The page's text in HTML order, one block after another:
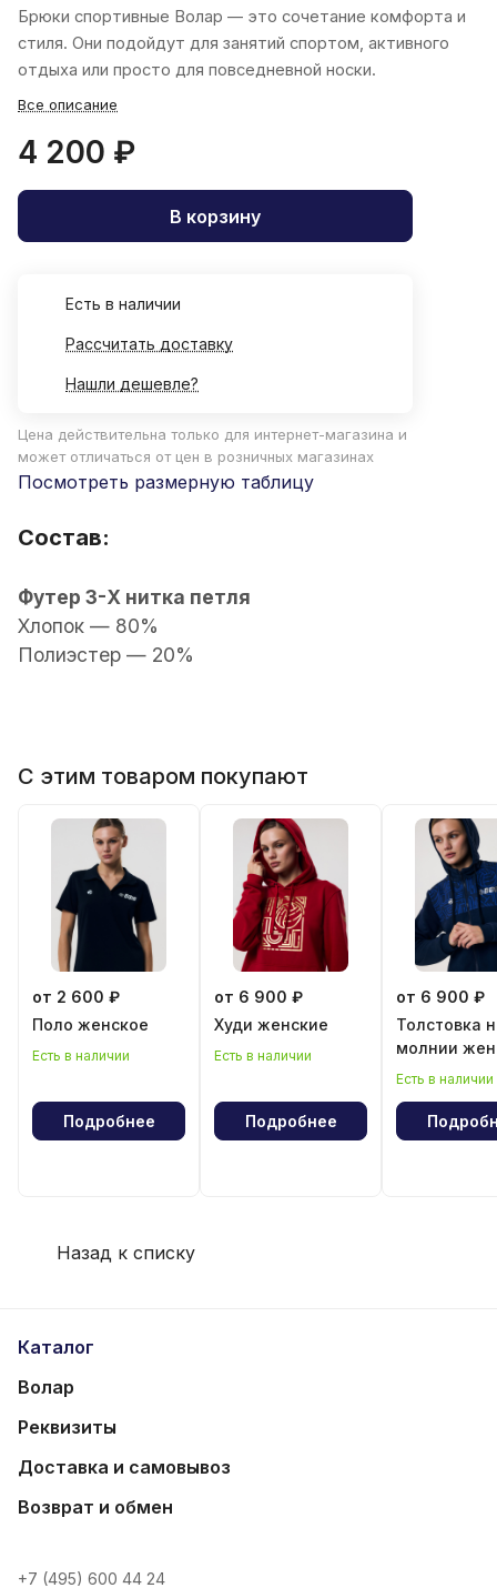
Брюки спортивные Волар — это сочетание комфорта и
стиля. Они подойдут для занятий спортом, активного
отдыха или просто для повседневной носки.
Все описание
4 200 ₽
В корзину
Есть в наличии
Рассчитать доставку
Нашли дешевле?
Цена действительна только для интернет-магазина и
может отличаться от цен в розничных магазинах
Посмотреть размерную таблицу
Состав:
Футер 3-Х нитка петля
Хлопок — 80%
Полиэстер — 20%
С этим товаром покупают
от 2 600 ₽
Поло женскoe
Есть в наличии
Подробнее
от 6 900 ₽
Худи женские
Есть в наличии
Подробнее
от 6 900 ₽
Толстовка
молнии
Есть в наличии
Назад к списку
Каталог
Волар
Реквизиты
Доставка и самовывоз
Возврат и обмен
+7 (495) 600 44 24